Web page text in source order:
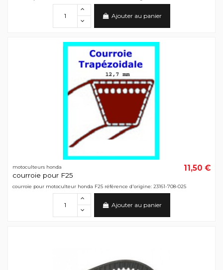
Ajouter au panier
motoculteurs honda
courroie pour F25
11,50 €
courroie pour motoculteur honda F25 référence d'origine: 23161-708-025
Ajouter au panier